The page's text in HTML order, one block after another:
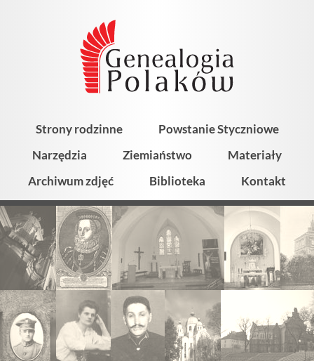
Strony rodzinne
Powstanie Styczniowe
Narzędzia
Ziemiaństwo
Materiały
Archiwum zdjęć
Biblioteka Kontakt